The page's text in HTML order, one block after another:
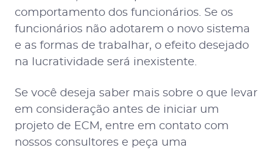
comportamento dos funcionários. Se os
funcionários não adotarem o novo sistema
e as formas de trabalhar, o efeito desejado
na lucratividade será inexistente.
Se você deseja saber mais sobre o que levar
em consideração antes de iniciar um
projeto de ECM, entre em contato com
nossos consultores e peça uma